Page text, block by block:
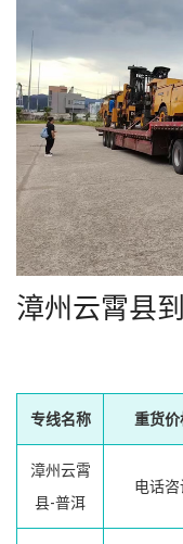
漳州云霄县
专线名称 重货价
漳州云霄
县-普洱
电话咨